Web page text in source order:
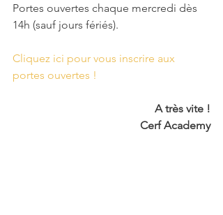
Portes ouvertes chaque mercredi dès
14h (sauf jours fériés).
Cliquez ici pour vous inscrire aux
portes ouvertes !
A très vite !
Cerf Academy